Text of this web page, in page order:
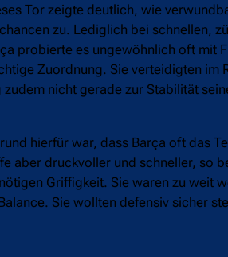
Tor zeigte deutlich, wie
zu. Lediglich bei schnellen,
probierte es ungewöhnlich oft mit
Zuordnung. Sie verteidigten im
nicht gerade zur Stabilität
hierfür war, dass Barça oft das
aber druckvoller und schneller, so
Griffigkeit. Sie waren zu weit
Sie wollten defensiv sicher